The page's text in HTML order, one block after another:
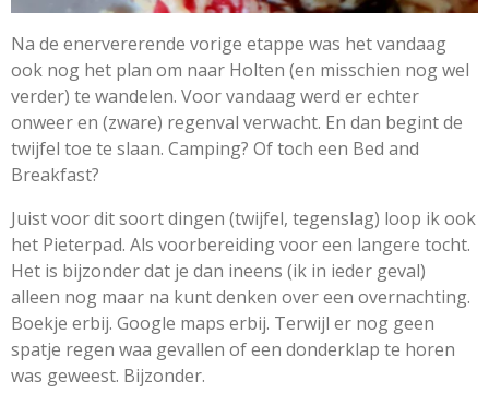
Na de enervererende vorige etappe was het vandaag
ook nog het plan om naar Holten (en misschien nog wel
verder) te wandelen. Voor vandaag werd er echter
onweer en (zware) regenval verwacht. En dan begint de
twijfel toe te slaan. Camping? Of toch een Bed and
Breakfast?
Juist voor dit soort dingen (twijfel, tegenslag) loop ik ook
het Pieterpad. Als voorbereiding voor een langere tocht.
Het is bijzonder dat je dan ineens (ik in ieder geval)
alleen nog maar na kunt denken over een overnachting.
Boekje erbij. Google maps erbij. Terwijl er nog geen
spatje regen waa gevallen of een donderklap te horen
was geweest. Bijzonder.